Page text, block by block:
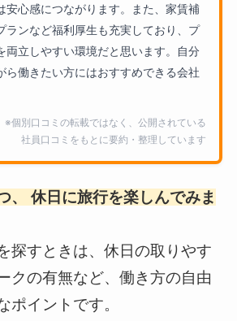
安心感につながります。また、家賃補
ランなど福利厚生も充実しており、プ
両立しやすい環境だと思います。自分
ら働きたい方にはおすすめできる会社
※個別口コミの転載ではなく、公開されている
社員口コミをもとに要約・整理しています
、 休日に旅行を楽しんでみま
探すときは、休日の取りやす
クの有無など、働き方の自由
ポイントです。